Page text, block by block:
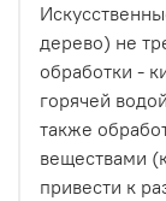
дерево) не
обработки -
горячей
также
веществами
привести к